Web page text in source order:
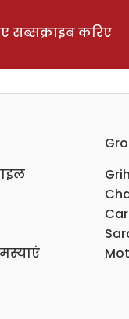
सब्सक्राइब करिए